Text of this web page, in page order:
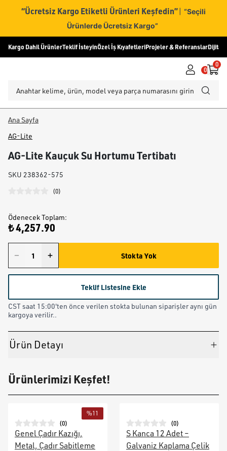
“Ücretsiz Kargo Etiketli Ürünleri Keşfedin” | “Seçili
Ürünlerde Ücretsiz Kargo”
Kargo Dahil ÜrünlerTeklif İsteyinÖzel İş KıyafetleriProjeler & ReferanslarDijital
0
0
Ana Sayfa
AG-Lite
AG-Lite Kauçuk Su Hortumu Tertibatı
SKU 238362-575
(0)
Ödenecek Toplam:
₺ 4,257.90
Stokta Yok
Teklif Listesine Ekle
CST saat 15:00'ten önce verilen stokta bulunan siparişler aynı gün
kargoya verilir..
Ürün Detayı
Ürünlerimizi Keşfet!
%11
(0)
Genel Çadır Kazığı,
Metal, Çadır Sabitleme
(0)
S Kanca 12 Adet –
Galvaniz Kaplama Çelik